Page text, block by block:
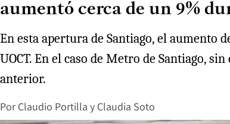
aumentó cerca de un 9%
En esta apertura de Santiago, el aumento
UOCT. En el caso de Metro de Santiago,
anterior.
Por Claudio Portilla y Claudia Soto